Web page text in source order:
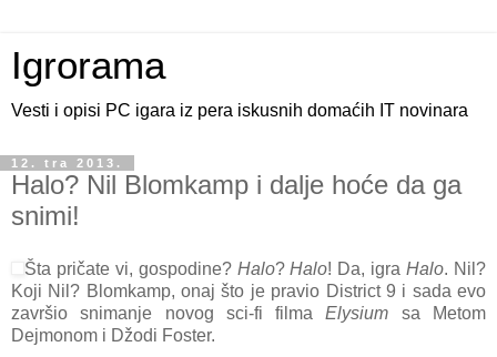
Igrorama
Vesti i opisi PC igara iz pera iskusnih domaćih IT novinara
12. tra 2013.
Halo? Nil Blomkamp i dalje hoće da ga
snimi!
Šta pričate vi, gospodine? Halo?Halo! Da, igraHalo. Nil?
Koji Nil? Blomkamp, onaj što je pravio District 9 i sada evo
završio snimanje novog sci-fi filmaElysium sa Metom
Dejmonom i Džodi Foster.